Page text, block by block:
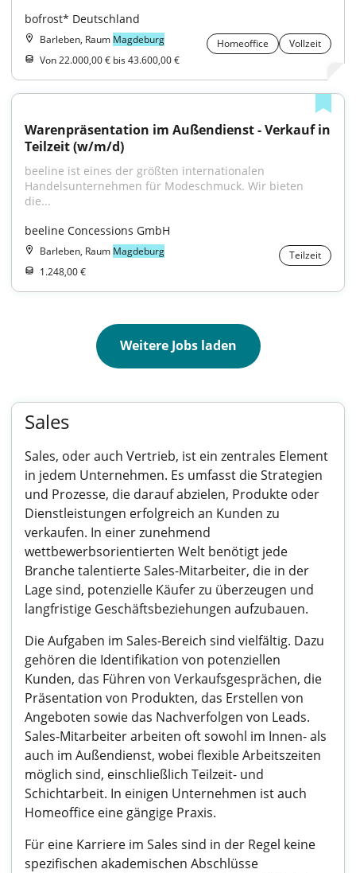
bofrost* Deutschland
Barleben, Raum Magdeburg Homeoffice
Vollzeit
Von 22.000,00 € bis 43.600,00 €
Warenpräsentation im Außendienst - Verkauf in
Teilzeit (w/m/d)
beeline ist eines der größten internationalen
Handelsunternehmen für Modeschmuck. Wir bieten
die...
beeline Concessions GmbH
Barleben, Raum Magdeburg
Teilzeit
1.248,00 €
Weitere Jobs laden
Sales
Sales, oder auch Vertrieb, ist ein zentrales Element
in jedem Unternehmen. Es umfasst die Strategien
und Prozesse, die darauf abzielen, Produkte oder
Dienstleistungen erfolgreich an Kunden zu
verkaufen. In einer zunehmend
wettbewerbsorientierten Welt benötigt jede
Branche talentierte Sales-Mitarbeiter, die in der
Lage sind, potenzielle Käufer zu überzeugen und
langfristige Geschäftsbeziehungen aufzubauen.
Die Aufgaben im Sales-Bereich sind vielfältig. Dazu
gehören die Identifikation von potenziellen
Kunden, das Führen von Verkaufsgesprächen, die
Präsentation von Produkten, das Erstellen von
Angeboten sowie das Nachverfolgen von Leads.
Sales-Mitarbeiter arbeiten oft sowohl im Innen- als
auch im Außendienst, wobei flexible Arbeitszeiten
möglich sind, einschließlich Teilzeit- und
Schichtarbeit. In einigen Unternehmen ist auch
Homeoffice eine gängige Praxis.
Für eine Karriere im Sales sind in der Regel keine
spezifischen akademischen Abschlüsse